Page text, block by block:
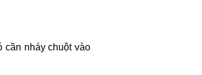
cần nháy chuột vào